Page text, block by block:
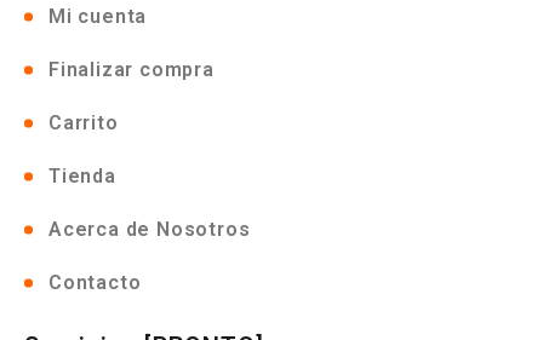
Mi cuenta
Finalizar compra
Carrito
Tienda
Acerca de Nosotros
Contacto